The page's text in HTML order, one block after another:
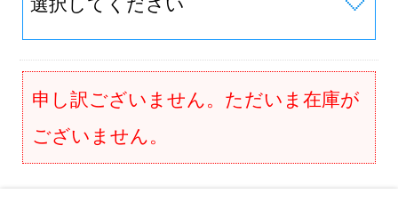
申し訳ございません。ただいま在庫が
ございません。